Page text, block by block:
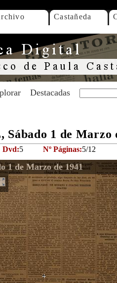
Castañeda
Destacadas
1 de Marzo
Dvd:5 Nº Páginas:5/12
1 de Marzo de 1941